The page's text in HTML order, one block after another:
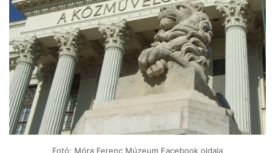
Fotó: Móra Ferenc Múzeum Facebook oldala